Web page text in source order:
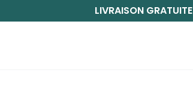
LIVRAISON GRATUITE